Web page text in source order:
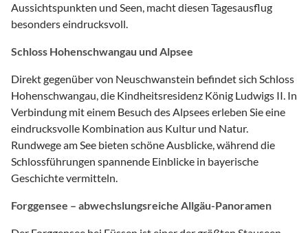
Aussichtspunkten und Seen, macht diesen Tagesausflug
besonders eindrucksvoll.
Schloss Hohenschwangau und Alpsee
Direkt gegenüber von Neuschwanstein befindet sich Schloss
Hohenschwangau, die Kindheitsresidenz König Ludwigs II. In
Verbindung mit einem Besuch des Alpsees erleben Sie eine
eindrucksvolle Kombination aus Kultur und Natur.
Rundwege am See bieten schöne Ausblicke, während die
Schlossführungen spannende Einblicke in bayerische
Geschichte vermitteln.
Forggensee – abwechslungsreiche Allgäu-Panoramen